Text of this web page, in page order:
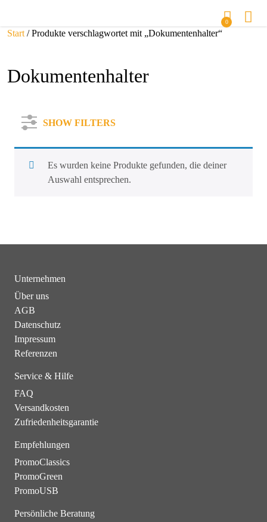
0
Start / Produkte verschlagwortet mit „Dokumentenhalter“
Dokumentenhalter
SHOW FILTERS
Es wurden keine Produkte gefunden, die deiner
Auswahl entsprechen.
Unternehmen
Über uns
AGB
Datenschutz
Impressum
Referenzen
Service & Hilfe
FAQ
Versandkosten
Zufriedenheitsgarantie
Empfehlungen
PromoClassics
PromoGreen
PromoUSB
Persönliche Beratung